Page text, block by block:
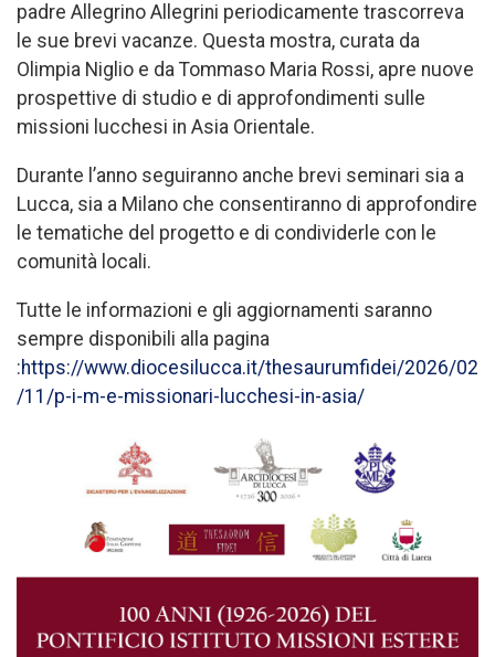
padre Allegrino Allegrini periodicamente trascorreva
le sue brevi vacanze. Questa mostra, curata da
Olimpia Niglio e da Tommaso Maria Rossi, apre nuove
prospettive di studio e di approfondimenti sulle
missioni lucchesi in Asia Orientale.
Durante l’anno seguiranno anche brevi seminari sia a
Lucca, sia a Milano che consentiranno di approfondire
le tematiche del progetto e di condividerle con le
comunità locali.
Tutte le informazioni e gli aggiornamenti saranno
sempre disponibili alla pagina
:https://www.diocesilucca.it/thesaurumfidei/2026/02
/11/p-i-m-e-missionari-lucchesi-in-asia/